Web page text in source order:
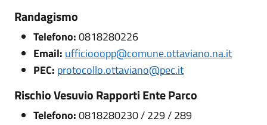
Randagismo
Telefono:0818280226
Email: ufficiooopp@comune.ottaviano.na.it
PEC: protocollo.ottaviano@pec.it
Rischio Vesuvio Rapporti Ente Parco
Telefono:0818280230 / 229 / 289